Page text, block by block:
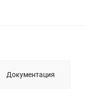
Документация